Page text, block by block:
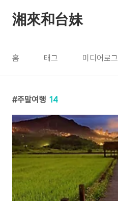
湘來和台妹
홈 태그 미디어로그
주말여행 14